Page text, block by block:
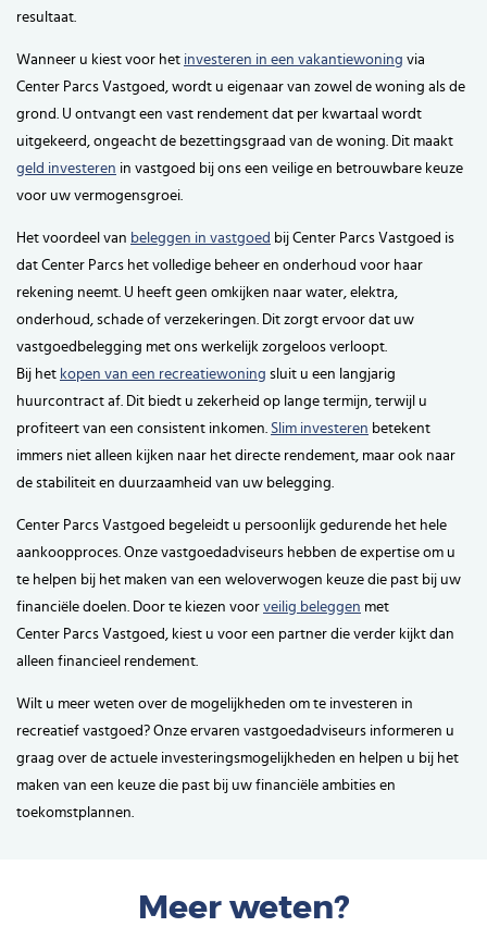
resultaat.
Wanneer u kiest voor het investeren in een vakantiewoning via
Center Parcs Vastgoed, wordt u eigenaar van zowel de woning als de
grond. U ontvangt een vast rendement dat per kwartaal wordt
uitgekeerd, ongeacht de bezettingsgraad van de woning. Dit maakt
geld investeren in vastgoed bij ons een veilige en betrouwbare keuze
voor uw vermogensgroei.
Het voordeel van beleggen in vastgoed bij Center Parcs Vastgoed is
dat Center Parcs het volledige beheer en onderhoud voor haar
rekening neemt. U heeft geen omkijken naar water, elektra,
onderhoud, schade of verzekeringen. Dit zorgt ervoor dat uw
vastgoedbelegging met ons werkelijk zorgeloos verloopt.
Bij het kopen van een recreatiewoning sluit u een langjarig
huurcontract af. Dit biedt u zekerheid op lange termijn, terwijl u
profiteert van een consistent inkomen. Slim investeren betekent
immers niet alleen kijken naar het directe rendement, maar ook naar
de stabiliteit en duurzaamheid van uw belegging.
Center Parcs Vastgoed begeleidt u persoonlijk gedurende het hele
aankoopproces. Onze vastgoedadviseurs hebben de expertise om u
te helpen bij het maken van een weloverwogen keuze die past bij uw
financiële doelen. Door te kiezen voor veilig beleggen met
Center Parcs Vastgoed, kiest u voor een partner die verder kijkt dan
alleen financieel rendement.
Wilt u meer weten over de mogelijkheden om te investeren in
recreatief vastgoed? Onze ervaren vastgoedadviseurs informeren u
graag over de actuele investeringsmogelijkheden en helpen u bij het
maken van een keuze die past bij uw financiële ambities en
toekomstplannen.
Meer weten?